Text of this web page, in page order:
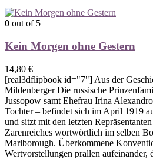
0 out of 5
Kein Morgen ohne Gestern
14,80 €
[real3dflipbook id="7"] Aus der
Mildenberger Die russische
Jussopow samt Ehefrau Irina
Tochter – befindet sich im April 1919
und sitzt mit den letzten
Zarenreiches wortwörtlich im selben
Marlborough. Überkommene
Wertvorstellungen prallen aufeinander,